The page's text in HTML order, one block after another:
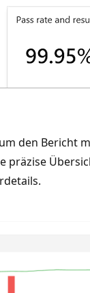
den Bericht
präzise